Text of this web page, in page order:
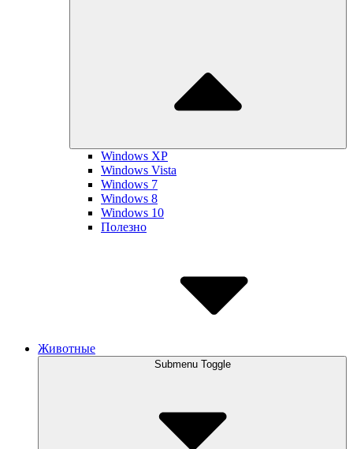
Windows XP
Windows Vista
Windows 7
Windows 8
Windows 10
Полезно
Животные
Submenu Toggle